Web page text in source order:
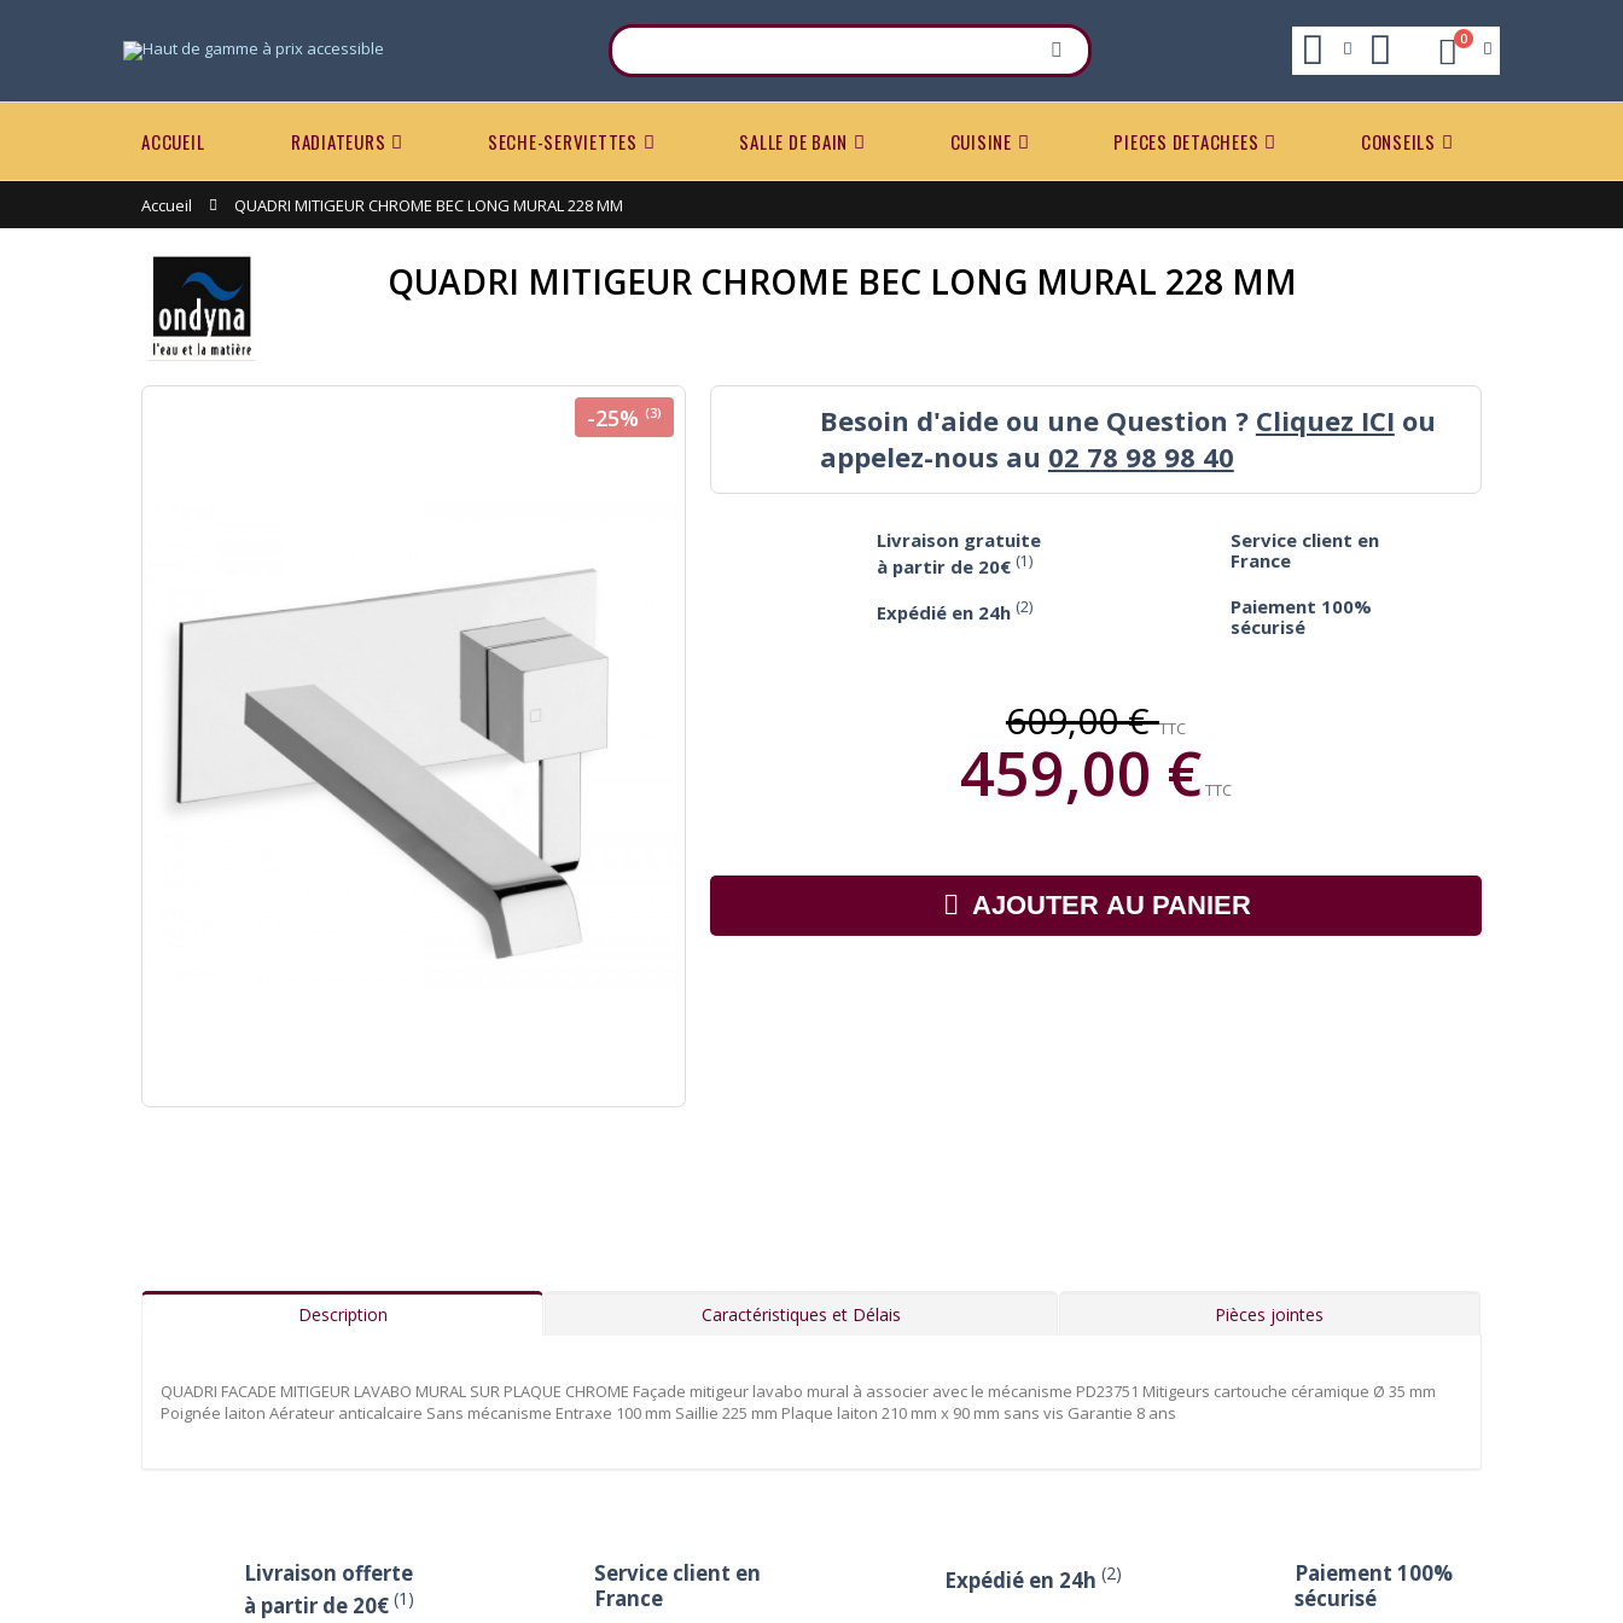
0
ACCUEIL RADIATEURS SECHE-SERVIETTES SALLE DE BAIN CUISINE PIECES DETACHEES CONSEILS
Accueil QUADRI MITIGEUR CHROME BEC LONG MURAL 228 MM
QUADRI MITIGEUR CHROME BEC LONG MURAL 228 MM
-25% (3) Besoin d'aide ou une Question ? Cliquez ICI ou
appelez-nous au 02 78 98 98 40
Livraison gratuite
à partir de 20€ (1)
Service client en
France
Expédié en 24h (2)
Paiement 100%
sécurisé
609,00 €TTC
459,00 €TTC
AJOUTER AU PANIER
Description Caractéristiques et Délais Pièces jointes
QUADRI FACADE MITIGEUR LAVABO MURAL SUR PLAQUE CHROME Façade mitigeur lavabo mural à associer avec le mécanisme PD23751 Mitigeurs cartouche céramique Ø 35 mm
Poignée laiton Aérateur anticalcaire Sans mécanisme Entraxe 100 mm Saillie 225 mm Plaque laiton 210 mm x 90 mm sans vis Garantie 8 ans
Livraison offerte
à partir de 20€ (1)
Service client en
France
Expédié en 24h (2)
Paiement 100%
sécurisé